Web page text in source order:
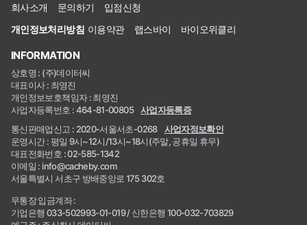
회사소개 문의하기
입점신청
개인정보처리방침 이용약관 랩스바이 바이오위클리
INFORMATION
상호명 : (주)데이터씨
대표이사 : 최영진
개인정보보호책임자 : 최영진
사업자등록번호 : 464-81-00805
사업자등록증
통신판매업신고 : 2020-서울서초-0268
사업자정보확인
운영시간 : 평일 9시~12시/13시~18시(주말, 공휴일 휴무)
대표전화번호 : 02-585-1342
이메일 : info@cacheby.com
서울특별시 서초구 방배중앙로 175 302호
무통장 입금계좌 :
기업은행 033-502993-01-019 / 신한은행 100-032-703829